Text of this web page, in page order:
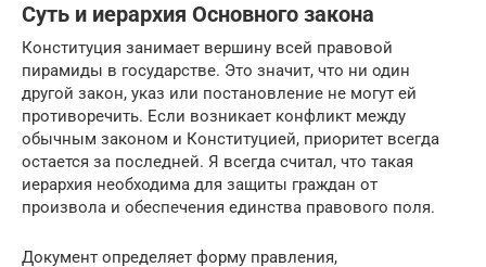
Суть и иерархия Основного закона
Конституция занимает вершину всей правовой
пирамиды в государстве. Это значит, что ни один
другой закон, указ или постановление не могут ей
противоречить. Если возникает конфликт между
обычным законом и Конституцией, приоритет всегда
остается за последней. Я всегда считал, что такая
иерархия необходима для защиты граждан от
произвола и обеспечения единства правового поля.
Документ определяет форму правления,